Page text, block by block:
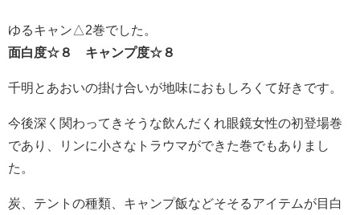
ゆるキャン△2巻でした。
面白度☆８ キャンプ度☆８
千明とあおいの掛け合いが地味におもしろくて好きです。
今後深く関わってきそうな飲んだくれ眼鏡女性の初登場巻
であり、リンに小さなトラウマができた巻でもありまし
た。
炭、テントの種類、キャンプ飯などそそるアイテムが目白